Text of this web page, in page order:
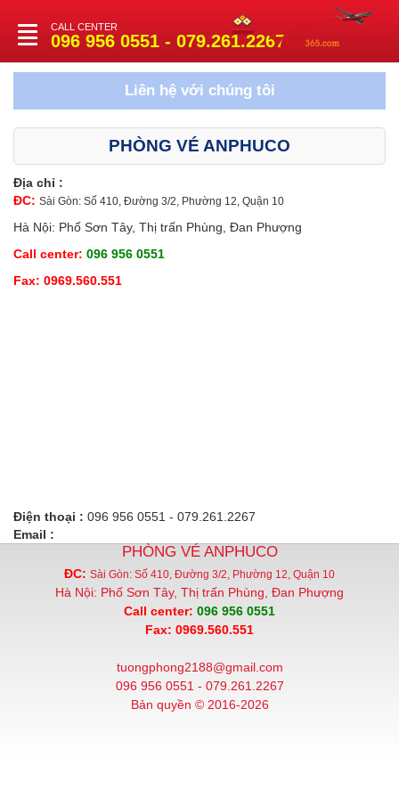
Toggle
navigation
CALL CENTER
096 956 0551 - 079.261.2267
Liên hệ với chúng tôi
PHÒNG VÉ ANPHUCO
Địa chỉ :
ĐC: Sài Gòn: Số 410, Đường 3/2, Phường 12, Quận 10
Hà Nội: Phố Sơn Tây, Thị trấn Phùng, Đan Phượng
Call center: 096 956 0551
Fax: 0969.560.551
Điện thoại : 096 956 0551 - 079.261.2267
Email :
PHÒNG VÉ ANPHUCO
ĐC: Sài Gòn: Số 410, Đường 3/2, Phường 12, Quận 10
Hà Nội: Phố Sơn Tây, Thị trấn Phùng, Đan Phượng
Call center: 096 956 0551
Fax: 0969.560.551
tuongphong2188@gmail.com
096 956 0551 - 079.261.2267
Bản quyền © 2016-2026